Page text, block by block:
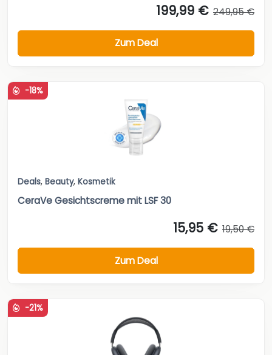
199,99 € 249,95 €
Zum Deal
-18%
Deals, Beauty, Kosmetik
CeraVe Gesichtscreme mit LSF 30
15,95 € 19,50 €
Zum Deal
-21%